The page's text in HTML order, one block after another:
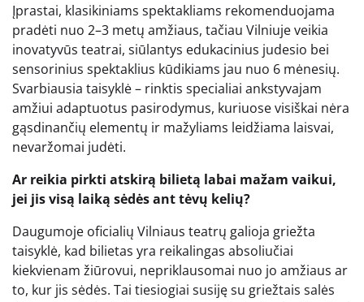
Įprastai, klasikiniams spektakliams rekomenduojama
pradėti nuo 2–3 metų amžiaus, tačiau Vilniuje veikia
inovatyvūs teatrai, siūlantys edukacinius judesio bei
sensorinius spektaklius kūdikiams jau nuo 6 mėnesių.
Svarbiausia taisyklė – rinktis specialiai ankstyvajam
amžiui adaptuotus pasirodymus, kuriuose visiškai nėra
gąsdinančių elementų ir mažyliams leidžiama laisvai,
nevaržomai judėti.
Ar reikia pirkti atskirą bilietą labai mažam vaikui,
jei jis visą laiką sėdės ant tėvų kelių?
Daugumoje oficialių Vilniaus teatrų galioja griežta
taisyklė, kad bilietas yra reikalingas absoliučiai
kiekvienam žiūrovui, nepriklausomai nuo jo amžiaus ar
to, kur jis sėdės. Tai tiesiogiai susiję su griežtais salės